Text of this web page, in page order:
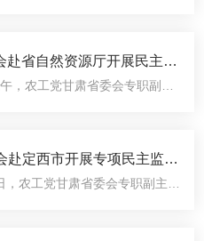
甘肃省委会专职副主委兼秘书
赴省自然资源厅开展民主监
，农工党甘肃省委会专职副主
然资源厅就黄河流域生态保护
赴定西市开展专项民主监督
农工党甘肃省委会专职副主委